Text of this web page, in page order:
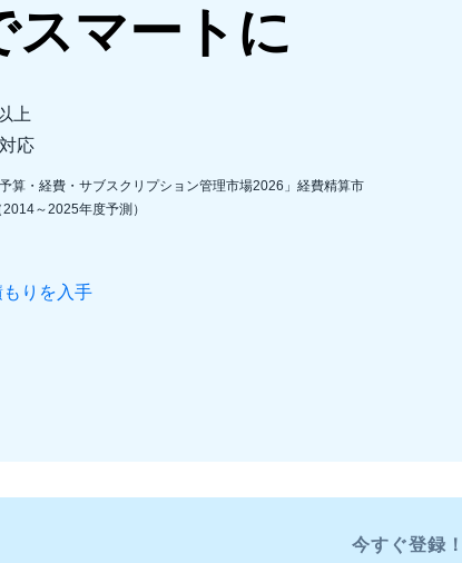
スマートに
上
応
算・経費・サブスクリプション管理市場2026」経費精算市
～2025年度予測）
もりを入手
今すぐ登録！